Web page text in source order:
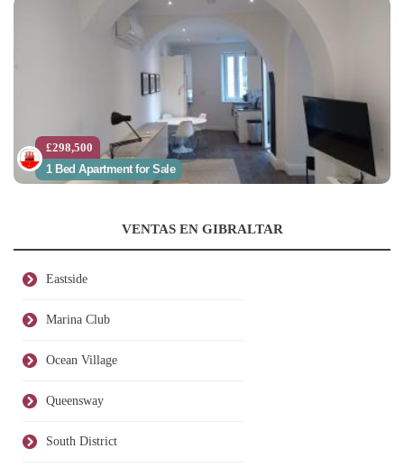
£298,500
1 Bed Apartment for Sale
VENTAS EN GIBRALTAR
Eastside
Marina Club
Ocean Village
Queensway
South District